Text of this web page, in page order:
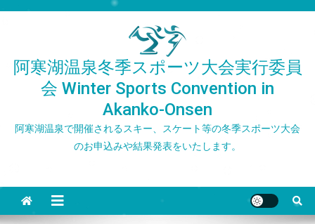
阿寒湖温泉冬季スポーツ大会実行委員
会 Winter Sports Convention in
Akanko-Onsen
阿寒湖温泉で開催されるスキー、スケート等の冬季スポーツ大会
のお申込みや結果発表をいたします。